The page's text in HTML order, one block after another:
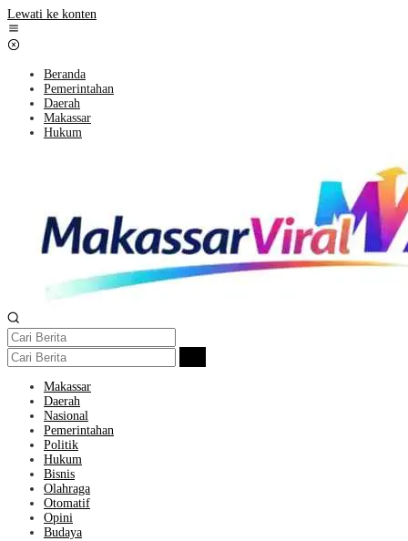
Lewati ke konten
Beranda
Pemerintahan
Daerah
Makassar
Hukum
Makassar
Daerah
Nasional
Pemerintahan
Politik
Hukum
Bisnis
Olahraga
Otomatif
Opini
Budaya